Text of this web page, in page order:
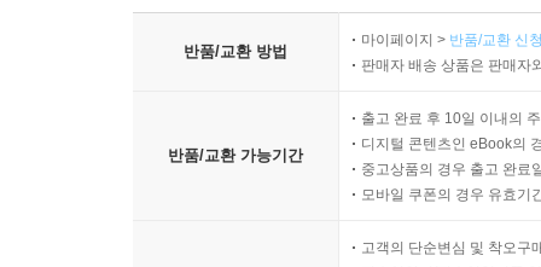
반품/교환 방법
마이페이지 > 반품/교환 신
판매자 배송 상품은 판매자
반품/교환 가능기간
출고 완료 후 10일 이내의
디지털 콘텐츠인 eBook의
중고상품의 경우 출고 완료
모바일 쿠폰의 경우 유효기
고객의 단순변심 및 착오구